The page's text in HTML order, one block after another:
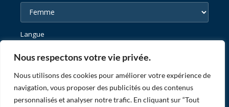
Nous respectons votre vie privée.
Nous utilisons des cookies pour améliorer votre expérience de
navigation, vous proposer des publicités ou des contenus
personnalisés et analyser notre trafic. En cliquant sur “Tout
Langue